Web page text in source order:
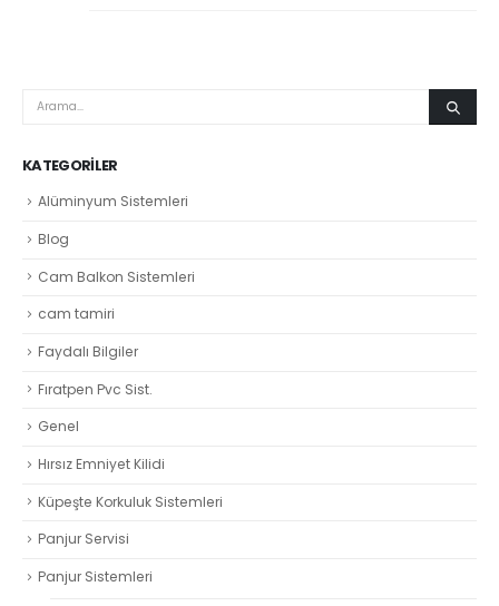
KATEGORILER
Alüminyum Sistemleri
Blog
Cam Balkon Sistemleri
cam tamiri
Faydalı Bilgiler
Fıratpen Pvc Sist.
Genel
Hırsız Emniyet Kilidi
Küpeşte Korkuluk Sistemleri
Panjur Servisi
Panjur Sistemleri